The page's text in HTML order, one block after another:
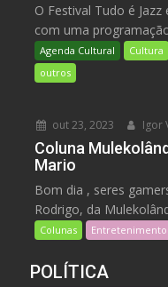
O Festival Tudo é
com uma
Agenda Cultural Cultura
outros
out 23, 2023 Igor
Coluna
Mario
Bom dia , seres
Rodrigo, da
Colunas Entretenimento
POLÍTICA